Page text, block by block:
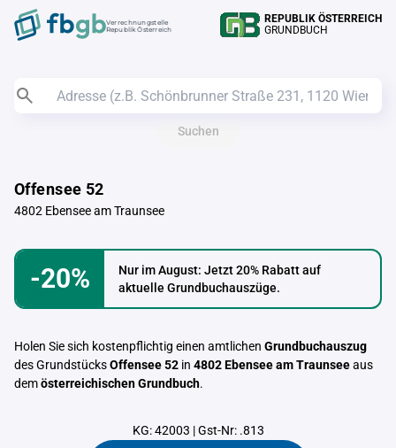
Verrechnungstelle
Republik Österreich
REPUBLIK ÖSTERREICH
GRUNDBUCH
Suchen
Offensee 52
4802 Ebensee am Traunsee
-20%
Nur im August: Jetzt 20% Rabatt auf
aktuelle Grundbuchauszüge.
Holen Sie sich kostenpflichtig einen amtlichen Grundbuchauszug
des GrundstücksOffensee 52 in 4802 Ebensee am Traunseeaus
demösterreichischen Grundbuch.
KG: 42003 |Gst-Nr: .813